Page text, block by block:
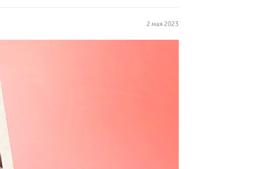
2 мая 2023